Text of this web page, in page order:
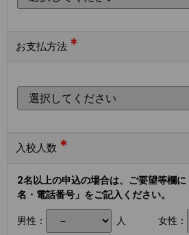
お支払方法 *
入校人数 *
2名以上の申込の場合は、ご要望等欄
名・電話番号」をご記入ください。
男性：
人 女性：